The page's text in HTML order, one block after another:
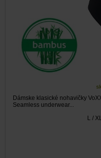
Dámske klasické nohavičky
Seamless underwear...
L /